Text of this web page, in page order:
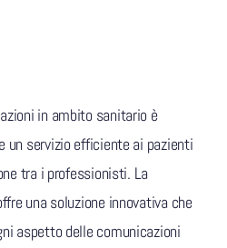
in ambito sanitario è
un servizio efficiente ai pazienti
tra i professionisti. La
una soluzione innovativa che
aspetto delle comunicazioni